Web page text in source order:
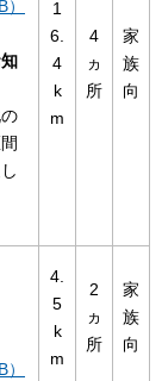
1
6.
4
k
m
4
ヵ
所
家
族
向
4.
5
k
m
2
ヵ
所
家
族
向